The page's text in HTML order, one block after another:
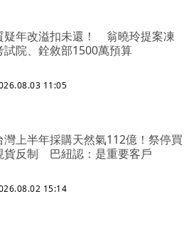
疑年改溢扣未還！ 翁曉玲提案凍
試院、銓敘部1500萬預算
11:05
灣上半年採購天然氣112億！祭停買
貨反制 巴紐認：是重要客戶
15:14